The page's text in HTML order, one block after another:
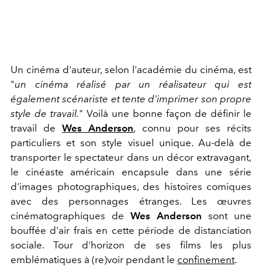
Un cinéma d'auteur, selon l'académie du cinéma, est
"un cinéma réalisé par un réalisateur qui est
également scénariste et tente d'imprimer son propre
style de travail." Voilà une bonne façon de définir le
travail deWes Anderson, connu pour ses récits
particuliers et son style visuel unique. Au-delà de
transporter le spectateur dans un décor extravagant,
le cinéaste américain encapsule dans une série
d'images photographiques, des histoires comiques
avec des personnages étranges. Les œuvres
cinématographiques de Wes Anderson sont une
bouffée d'air frais en cette période de distanciation
sociale. Tour d'horizon de ses films les plus
emblématiques à (re)voir pendant le confinement.